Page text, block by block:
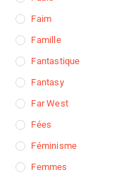
Faim
Famille
Fantastique
Fantasy
Far West
Fées
Féminisme
Femmes